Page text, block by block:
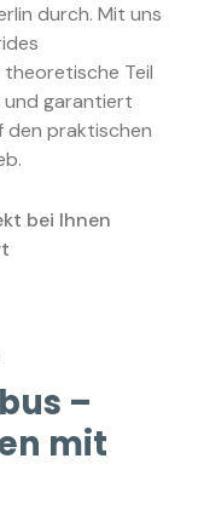
durch. Mit uns
Teil
und garantiert
den praktischen
bei Ihnen
–
mit